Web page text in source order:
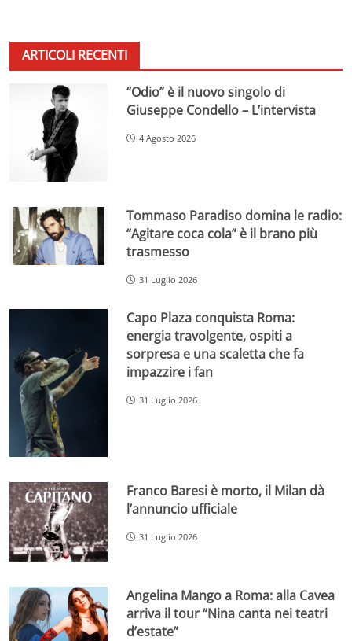
ARTICOLI RECENTI
“Odio” è il nuovo singolo di
Giuseppe Condello – L’intervista
4 Agosto 2026
Tommaso Paradiso domina le radio:
“Agitare coca cola” è il brano più
trasmesso
31 Luglio 2026
Capo Plaza conquista Roma:
energia travolgente, ospiti a
sorpresa e una scaletta che fa
impazzire i fan
31 Luglio 2026
Franco Baresi è morto, il Milan dà
l’annuncio ufficiale
31 Luglio 2026
Angelina Mango a Roma: alla Cavea
arriva il tour “Nina canta nei teatri
d’estate”